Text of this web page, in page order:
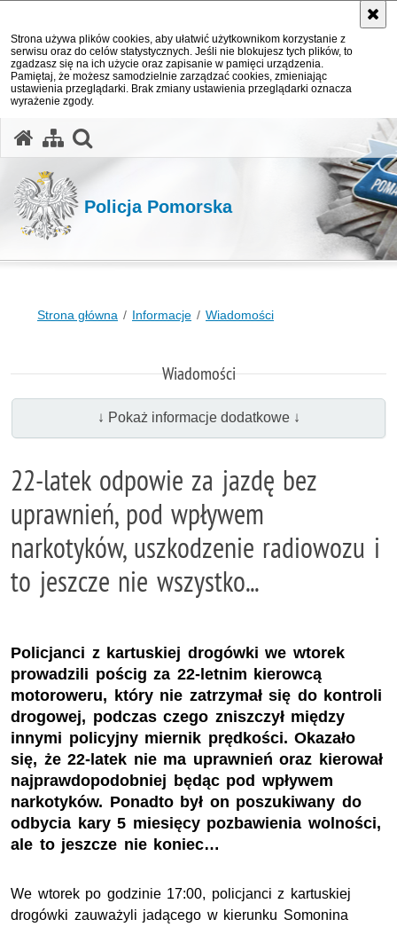
Strona używa plików cookies, aby ułatwić użytkownikom korzystanie z
serwisu oraz do celów statystycznych. Jeśli nie blokujesz tych plików, to
zgadzasz się na ich użycie oraz zapisanie w pamięci urządzenia.
Pamiętaj, że możesz samodzielnie zarządzać cookies, zmieniając
ustawienia przeglądarki. Brak zmiany ustawienia przeglądarki oznacza
wyrażenie zgody.
Policja Pomorska
Strona główna Informacje Wiadomości
Wiadomości
↓ Pokaż informacje dodatkowe ↓
22-latek odpowie za jazdę bez
uprawnień, pod wpływem
narkotyków, uszkodzenie radiowozu i
to jeszcze nie wszystko...
Policjanci z kartuskiej drogówki we wtorek
prowadzili pościg za 22-letnim kierowcą
motoroweru, który nie zatrzymał się do kontroli
drogowej, podczas czego zniszczył między
innymi policyjny miernik prędkości. Okazało
się, że 22-latek nie ma uprawnień oraz kierował
najprawdopodobniej będąc pod wpływem
narkotyków. Ponadto był on poszukiwany do
odbycia kary 5 miesięcy pozbawienia wolności,
ale to jeszcze nie koniec…
We wtorek po godzinie 17:00, policjanci z kartuskiej
drogówki zauważyli jadącego w kierunku Somonina